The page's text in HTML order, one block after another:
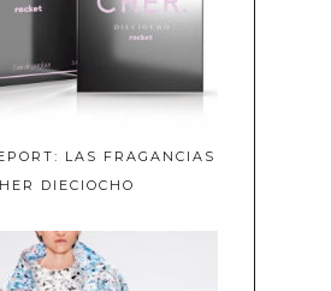
LAS FRAGANCIAS
DIECIOCHO